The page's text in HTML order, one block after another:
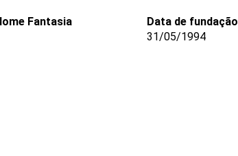
Fantasia
Data de fundação
31/05/1994